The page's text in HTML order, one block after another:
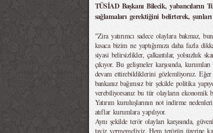
TÜSİAD Başkanı Bilecik, yabancıların
sağlamaları gerektiğini belirterek,
"Zira yatırımcı sadece olaylara bakmaz,
kısaca bizim ne yaptığımıza daha fazla
siyasi belirsizlikler, çalkantılar, yolsuzluk
çıkıyor. Bu gelişmeler karşısında,
devam ettirebildiklerini gözlemliyoruz.
bankanız bağımsız bir şekilde politika
verebiliyorsanız bu tür olayların
Yatırım kuruluşlarının not indirme
atıflar kurumlara yapılıyor.
Aynı şekilde terör olayları karşısında,
taviz vermemeliyiz. Hem terörün üzerine